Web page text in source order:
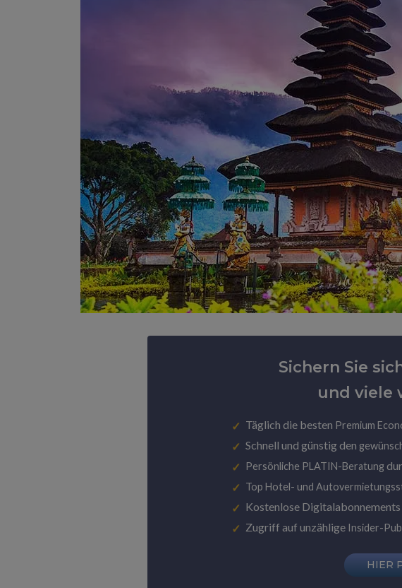
Sichern Sie
und viele
Täglich die besten Premium
Schnell und günstig den
Persönliche PLATIN-Beratung
Top Hotel- und
Kostenlose Digitalabonnements
Zugriff auf unzählige Insider-
HIER